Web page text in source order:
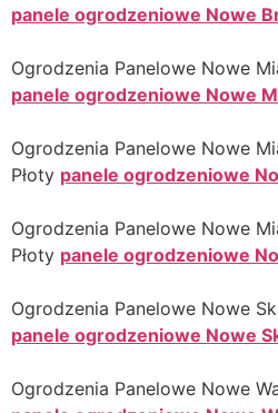
panele ogrodzeniowe Nowe
Ogrodzenia Panelowe Nowe
panele ogrodzeniowe Nowe
Ogrodzenia Panelowe Nowe
Płoty panele ogrodzeniowe
Ogrodzenia Panelowe Nowe
Płoty panele ogrodzeniowe
Ogrodzenia Panelowe Nowe
panele ogrodzeniowe Nowe
Ogrodzenia Panelowe Nowe